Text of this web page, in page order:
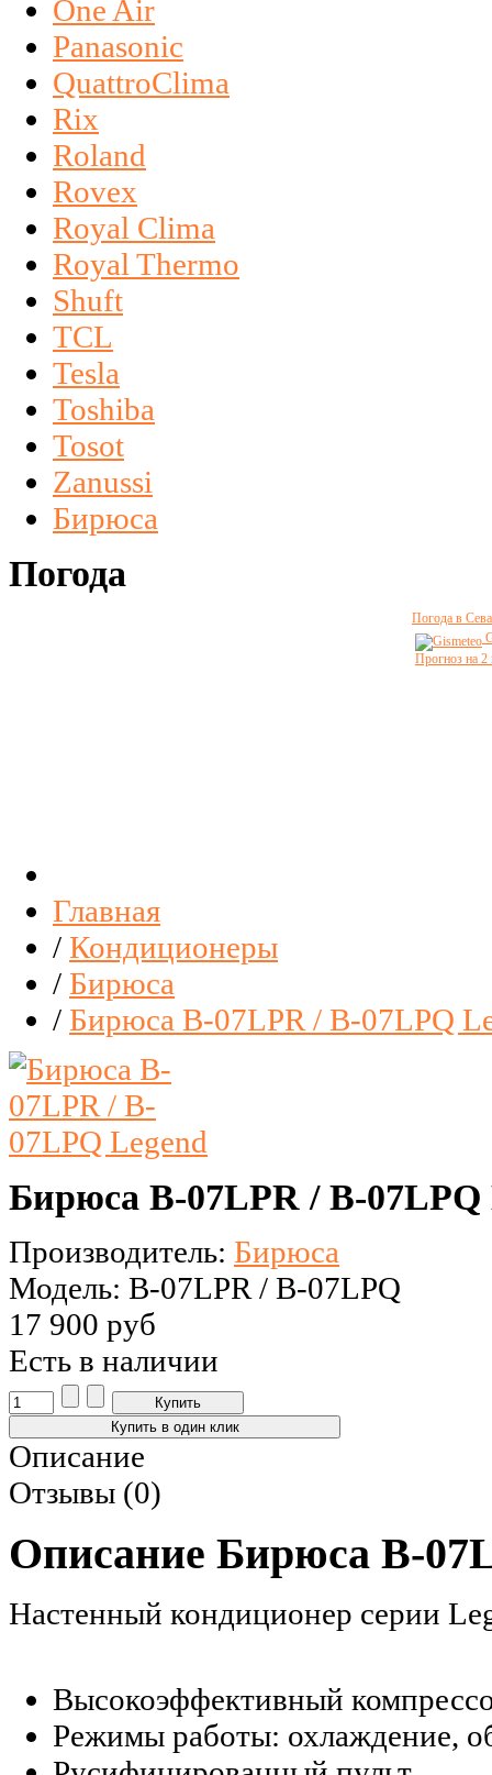
One Air
Panasonic
QuattroClima
Rix
Roland
Rovex
Royal Clima
Royal Thermo
Shuft
TCL
Tesla
Toshiba
Tosot
Zanussi
Бирюса
Погода
Погода в
Прогноз на 2
Главная
/ Кондиционеры
/ Бирюса
/ Бирюса B-07LPR / B-07LPQ
Бирюса B-07LPR / B-07LPQ
Производитель: Бирюса
Модель: B-07LPR / B-07LPQ
17 900 руб
Есть в наличии
Описание
Отзывы (0)
Описание Бирюса B-
Настенный кондиционер серии
Высокоэффективный
Режимы работы: охлаждение,